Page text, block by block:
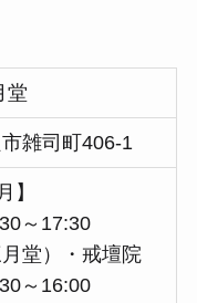
堂
雑司町406-1
】
～17:30
堂）・戒壇院
～16:00